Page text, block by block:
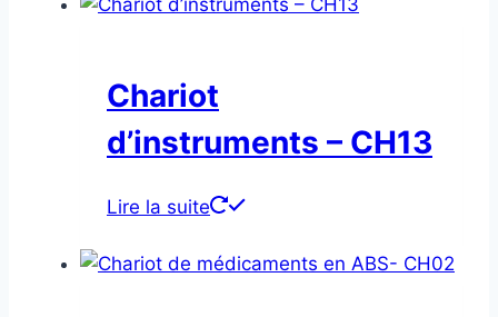
Chariot
d’instruments – CH13
Lire la suite